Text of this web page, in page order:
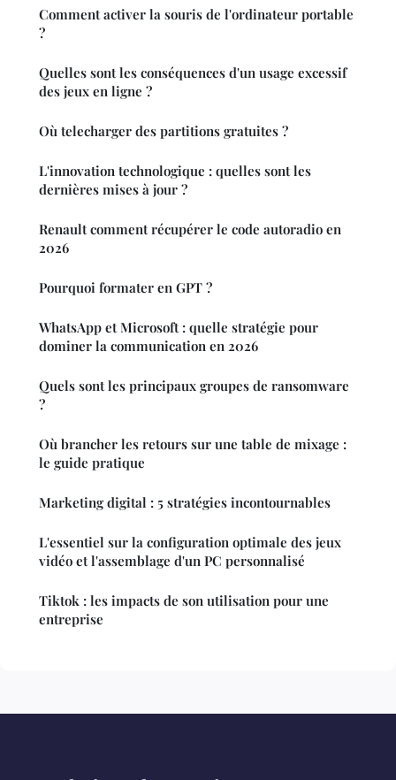
Comment activer la souris de l'ordinateur portable
?
Quelles sont les conséquences d'un usage excessif
des jeux en ligne ?
Où telecharger des partitions gratuites ?
L'innovation technologique : quelles sont les
dernières mises à jour ?
Renault comment récupérer le code autoradio en
2026
Pourquoi formater en GPT ?
WhatsApp et Microsoft : quelle stratégie pour
dominer la communication en 2026
Quels sont les principaux groupes de ransomware
?
Où brancher les retours sur une table de mixage :
le guide pratique
Marketing digital : 5 stratégies incontournables
L'essentiel sur la configuration optimale des jeux
vidéo et l'assemblage d'un PC personnalisé
Tiktok : les impacts de son utilisation pour une
entreprise